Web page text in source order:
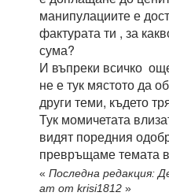
манипулациите е
фактурата ти , за
сума?
И въпреки всичко
не е тук мястото да
други теми, където
Тук момичетата
видят поредния
превръщаме темата
« Последна редакция:
am от krisi1812 »